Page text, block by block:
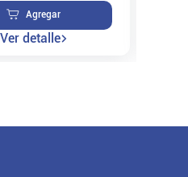
Agregar
Ver detalle